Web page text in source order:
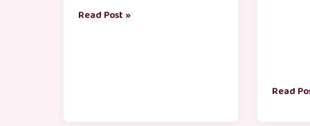
Read Post »
Read